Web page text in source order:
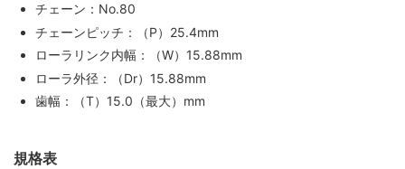
チェーン：No.80
チェーンピッチ：（P）25.4mm
ローラリンク内幅：（W）15.88mm
ローラ外径：（Dr）15.88mm
歯幅：（T）15.0（最大）mm
規格表